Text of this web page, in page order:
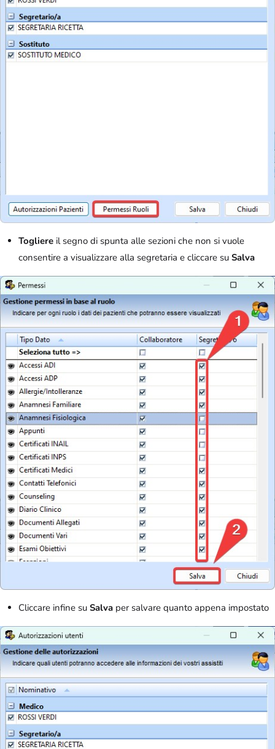
Togliere il segno di spunta alle sezioni che non si vuole
consentire a visualizzare alla segretaria e cliccare su Salva
Cliccare infine su Salva per salvare quanto appena impostato